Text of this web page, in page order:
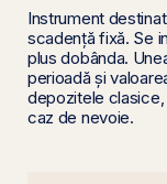
Instrument
scadență fixă. Se
plus dobânda.
perioadă și
depozitele clasice,
caz de nevoie.